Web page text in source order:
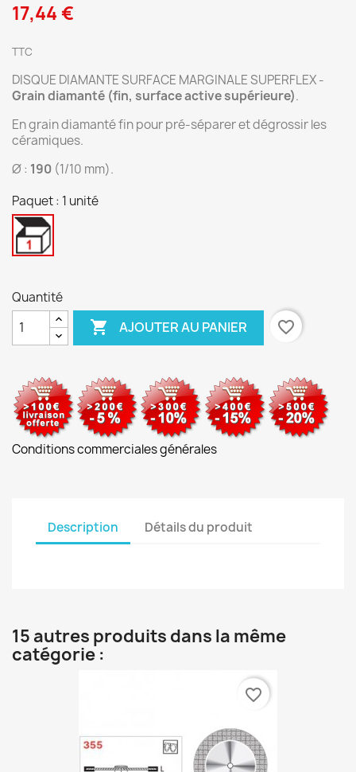
17,44 €
TTC
DISQUE DIAMANTE SURFACE MARGINALE SUPERFLEX -
Grain diamanté (fin, surface active supérieure).
En grain diamanté fin pour pré-séparer et dégrossir les
céramiques.
Ø : 190 (1/10 mm).
Paquet : 1 unité
1
Quantité
 AJOUTER AU PANIER favorite_border
Conditions commerciales générales
Description Détails du produit
15 autres produits dans la même
catégorie :
favorite_border